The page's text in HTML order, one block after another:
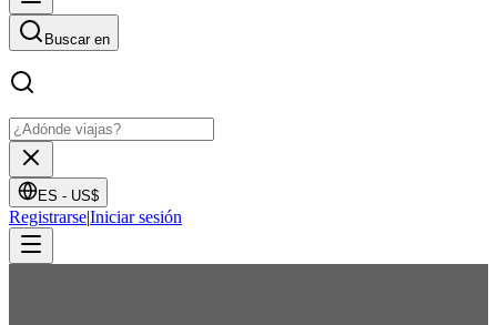
Buscar en
ES - US$
Registrarse|Iniciar sesión